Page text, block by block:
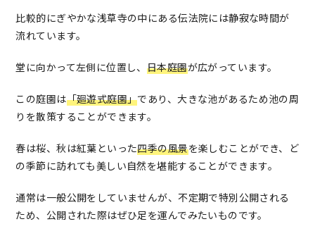
比較的にぎやかな浅草寺の中にある伝法院には静寂な時間が
流れています。
堂に向かって左側に位置し、 日本庭園が広がっています。
この庭園は「廻遊式庭園」であり、大きな池があるため池の周
りを散策することができます。
春は桜、秋は紅葉といった四季の風景を楽しむことができ、ど
の季節に訪れても美しい自然を堪能することができます。
通常は一般公開をしていませんが、不定期で特別公開される
ため、公開された際はぜひ足を運んでみたいものです。